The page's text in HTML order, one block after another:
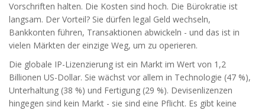
Vorschriften halten. Die Kosten sind hoch. Die Bürokratie ist
langsam. Der Vorteil? Sie dürfen legal Geld wechseln,
Bankkonten führen, Transaktionen abwickeln - und das ist in
vielen Märkten der einzige Weg, um zu operieren.
Die globale IP-Lizenzierung ist ein Markt im Wert von 1,2
Billionen US-Dollar. Sie wächst vor allem in Technologie (47 %),
Unterhaltung (38 %) und Fertigung (29 %). Devisenlizenzen
hingegen sind kein Markt - sie sind eine Pflicht. Es gibt keine